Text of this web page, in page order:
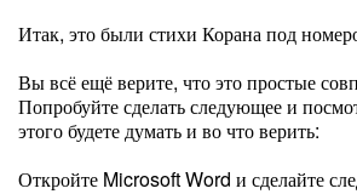
Итак, это были стихи Корана под
Вы всё ещё верите, что это простые
Попробуйте сделать следующее и
этого будете думать и во что верить:
Откройте Microsoft Word и сделайте